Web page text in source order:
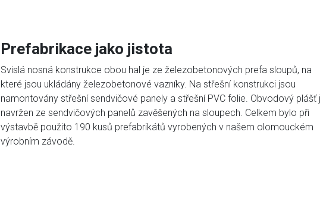
Prefabrikace jako jistota
Svislá nosná konstrukce obou hal je ze železobetonových prefa sloupů, na
které jsou ukládány železobetonové vazníky. Na střešní konstrukci jsou
namontovány střešní sendvičové panely a střešní PVC folie. Obvodový plášť
navržen ze sendvičových panelů zavěšených na sloupech Celkem bylo při
výstavbě použito 190 kusů prefabrikátů vyrobených v našem olomouckém
výrobním závodě.